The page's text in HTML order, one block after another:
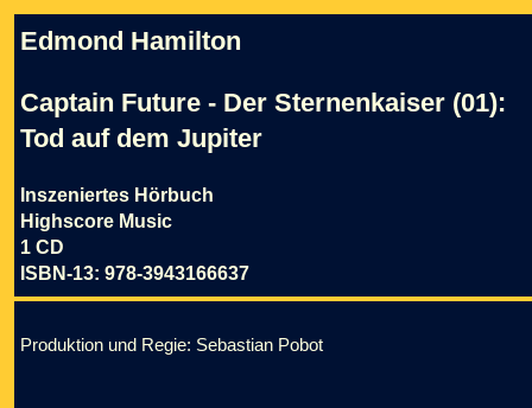
Edmond Hamilton
Captain Future - Der Sternenkaiser (01):
Tod auf dem Jupiter
Inszeniertes Hörbuch
Highscore Music
1 CD
ISBN-13: 978-3943166637
Produktion und Regie: Sebastian Pobot